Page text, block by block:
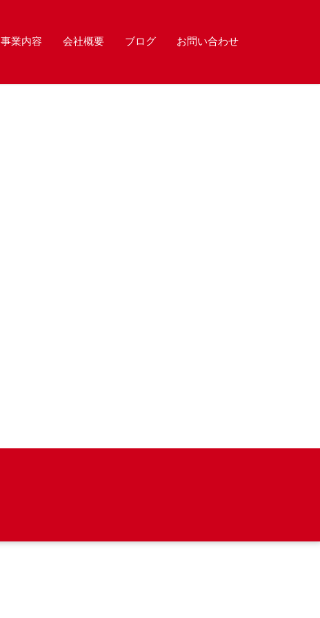
事業内容 会社概要 ブログ お問い合わせ